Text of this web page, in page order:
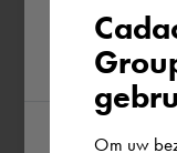
Please
region
Om uw